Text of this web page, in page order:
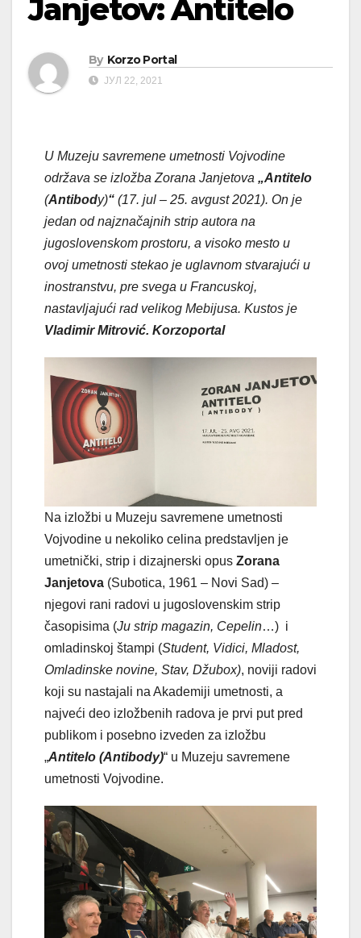
Janjetov: Antitelo
By Korzo Portal
ЈУЛ 22, 2021
U Muzeju savremene umetnosti Vojvodine
održava se izložba Zorana Janjetova „Antitelo
(Antibody)“ (17. jul – 25. avgust 2021). On je
jedan od najznačajnih strip autora na
jugoslovenskom prostoru, a visoko mesto u
ovoj umetnosti stekao je uglavnom stvarajući u
inostranstvu, pre svega u Francuskoj,
nastavljajući rad velikog Mebijusa. Kustos je
Vladimir Mitrović. Korzoportal
Na izložbi u Muzeju savremene umetnosti
Vojvodine u nekoliko celina predstavljen je
umetnički, strip i dizajnerski opus Zorana
Janjetova (Subotica, 1961 – Novi Sad) –
njegovi rani radovi u jugoslovenskim strip
časopisima (Ju strip magazin, Cepelin…) i
omladinskoj štampi (Student, Vidici, Mladost,
Omladinske novine, Stav, Džubox), noviji radovi
koji su nastajali na Akademiji umetnosti, a
najveći deo izložbenih radova je prvi put pred
publikom i posebno izveden za izložbu
„Antitelo (Antibody)“ u Muzeju savremene
umetnosti Vojvodine.